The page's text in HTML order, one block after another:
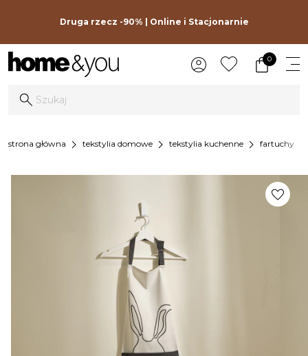
Druga rzecz -90% | Online i Stacjonarnie
0
strona główna chevron_right tekstylia domowe chevron_right tekstylia kuchenne chevron_right fartuchy
favorite